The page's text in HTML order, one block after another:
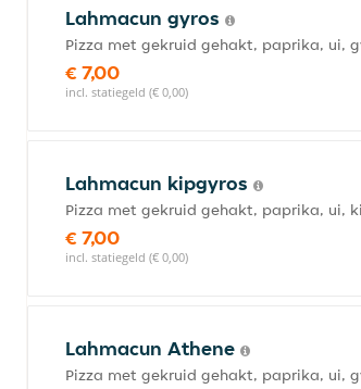
Lahmacun gyros
Pizza met gekruid gehakt, paprika, ui,
€ 7,00
incl. statiegeld (€ 0,00)
Lahmacun kipgyros
Pizza met gekruid gehakt, paprika, ui,
€ 7,00
incl. statiegeld (€ 0,00)
Lahmacun Athene
Pizza met gekruid gehakt, paprika, ui,